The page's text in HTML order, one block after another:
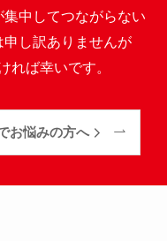
中してつながらない
し訳ありませんが
れば幸いです。
お悩みの方へ